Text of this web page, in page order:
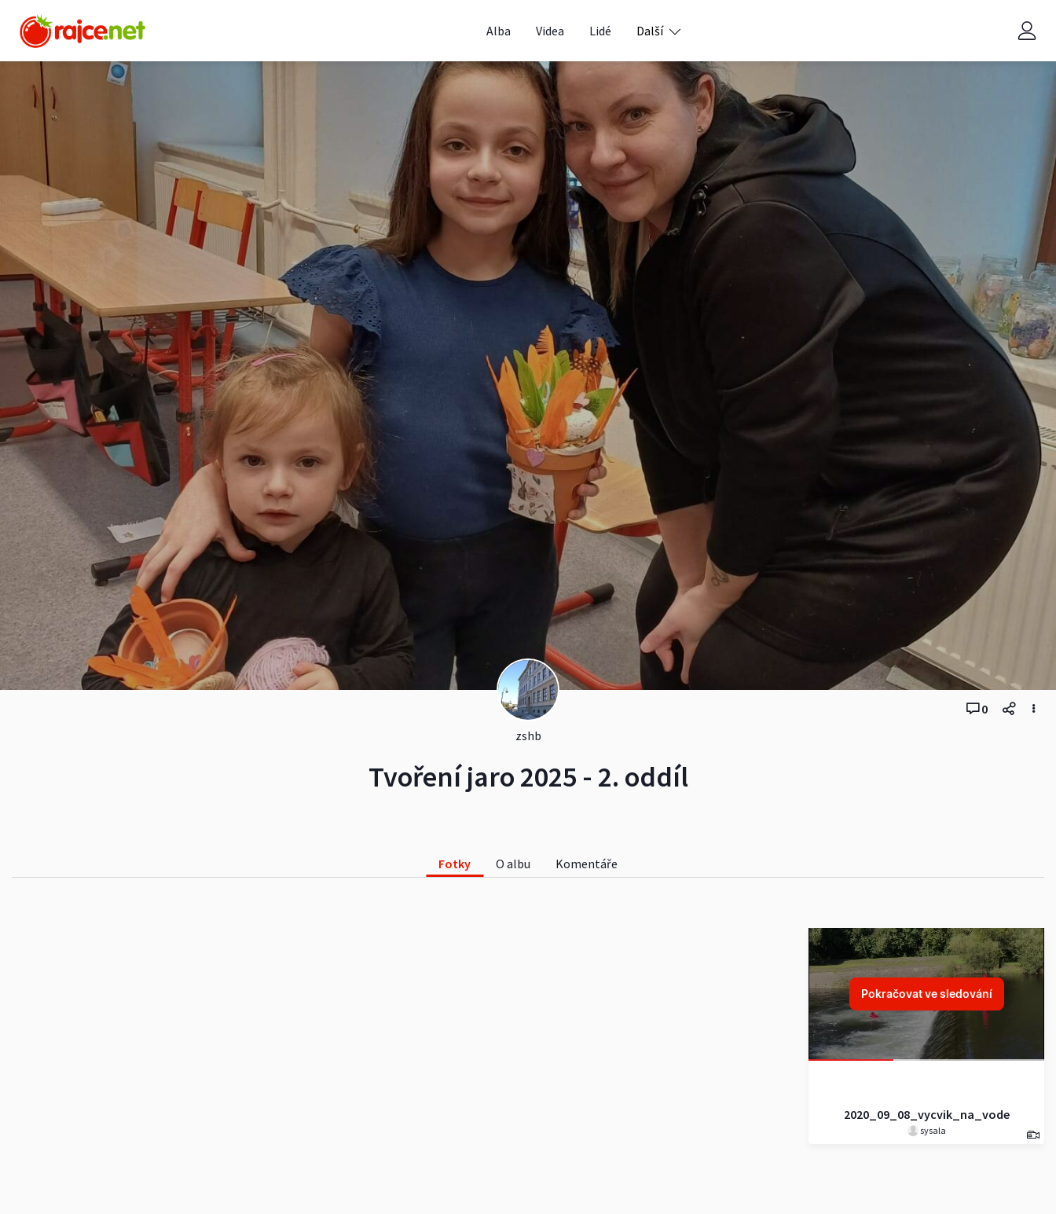
Alba Videa Lidé Další
zshb
Tvoření jaro 2025 - 2. oddíl
0
Fotky O albu Komentáře
Pokračovat ve sledování
2020_09_08_vycvik_na_vode
sysala